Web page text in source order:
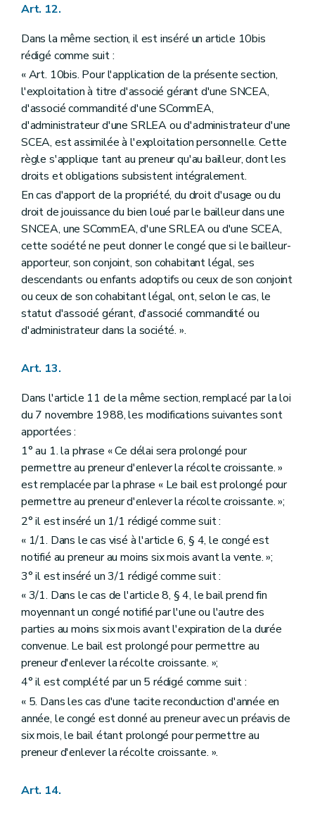
Art. 12.
Dans la même section, il est inséré un article 10bis
rédigé comme suit :
« Art. 10bis. Pour l'application de la présente section,
l'exploitation à titre d'associé gérant d'une SNCEA,
d'associé commandité d'une SCommEA,
d'administrateur d'une SRLEA ou d'administrateur d'une
SCEA, est assimilée à l'exploitation personnelle. Cette
règle s'applique tant au preneur qu'au bailleur, dont les
droits et obligations subsistent intégralement.
En cas d'apport de la propriété, du droit d'usage ou du
droit de jouissance du bien loué par le bailleur dans une
SNCEA, une SCommEA, d'une SRLEA ou d'une SCEA,
cette société ne peut donner le congé que si le bailleur-
apporteur, son conjoint, son cohabitant légal, ses
descendants ou enfants adoptifs ou ceux de son conjoint
ou ceux de son cohabitant légal, ont, selon le cas, le
statut d'associé gérant, d'associé commandité ou
d'administrateur dans la société. ».
Art. 13.
Dans l'article 11 de la même section, remplacé par la loi
du 7 novembre 1988, les modifications suivantes sont
apportées :
1° au 1. la phrase « Ce délai sera prolongé pour
permettre au preneur d'enlever la récolte croissante. »
est remplacée par la phrase « Le bail est prolongé pour
permettre au preneur d'enlever la récolte croissante. »;
2° il est inséré un 1/1 rédigé comme suit :
« 1/1. Dans le cas visé à l'article 6, § 4, le congé est
notifié au preneur au moins six mois avant la vente. »;
3° il est inséré un 3/1 rédigé comme suit :
« 3/1. Dans le cas de l'article 8, § 4, le bail prend fin
moyennant un congé notifié par l'une ou l'autre des
parties au moins six mois avant l'expiration de la durée
convenue. Le bail est prolongé pour permettre au
preneur d'enlever la récolte croissante. »;
4° il est complété par un 5 rédigé comme suit :
« 5. Dans les cas d'une tacite reconduction d'année en
année, le congé est donné au preneur avec un préavis de
six mois, le bail étant prolongé pour permettre au
preneur d'enlever la récolte croissante. ».
Art. 14.